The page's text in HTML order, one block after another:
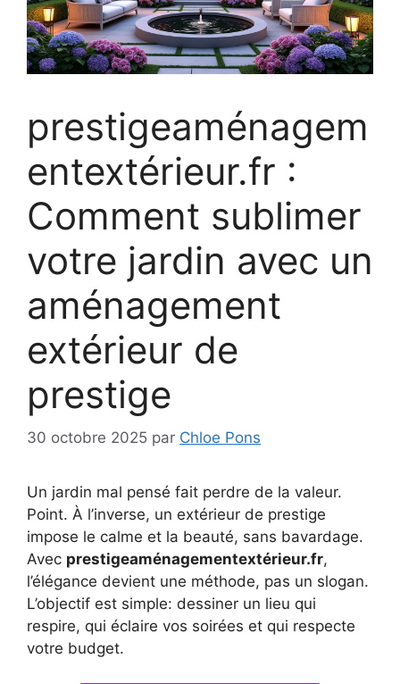
prestigeaménagem
entextérieur.fr :
Comment sublimer
votre jardin avec un
aménagement
extérieur de
prestige
30 octobre 2025 par Chloe Pons
Un jardin mal pensé fait perdre de la valeur.
Point. À l’inverse, un extérieur de prestige
impose le calme et la beauté, sans bavardage.
Avec prestigeaménagementextérieur.fr,
l’élégance devient une méthode, pas un slogan.
L’objectif est simple: dessiner un lieu qui
respire, qui éclaire vos soirées et qui respecte
votre budget.